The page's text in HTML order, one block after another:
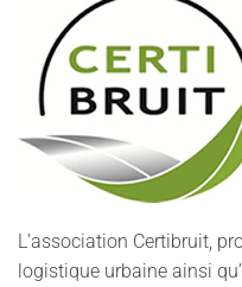
L’association Certibruit,
logistique urbaine ainsi